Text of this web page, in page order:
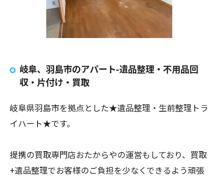
岐阜、羽島市のアパート-遺品整理・不用品回
収・片付け・買取
岐阜県羽島市を拠点とした★遺品整理・生前整理トラ
イハート★です。
提携の買取専門店おたからやの運営もしており、買取
+遺品整理でお客様のご負担を少なくできるよう頑張